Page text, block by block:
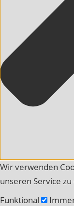
Wir verwenden
unseren Service
Funktional